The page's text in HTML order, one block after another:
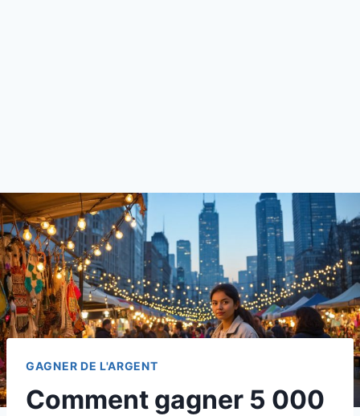
GAGNER DE L'ARGENT
Comment gagner 5 000